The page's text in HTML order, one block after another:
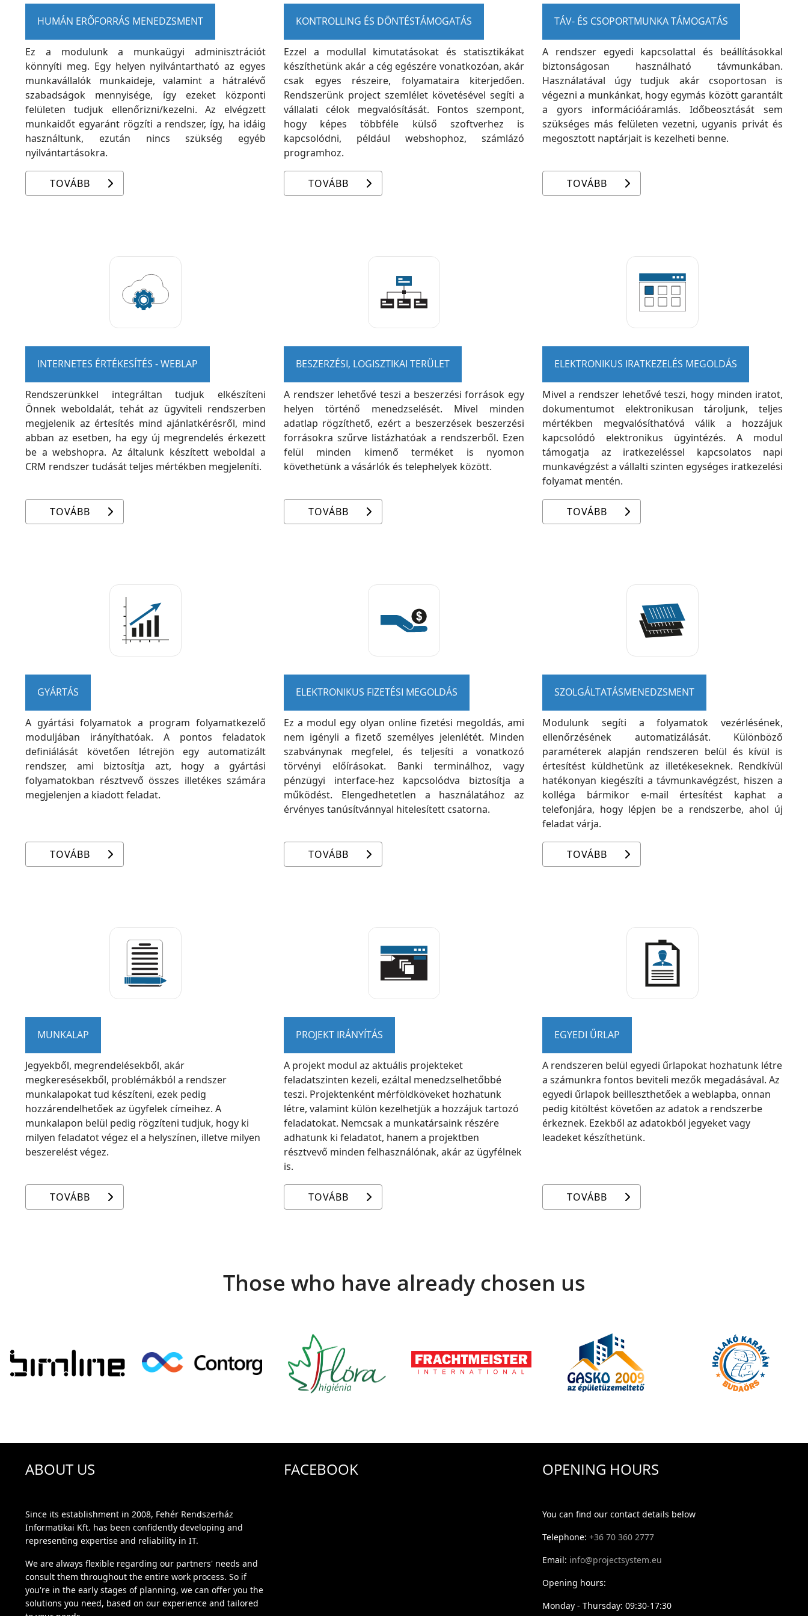
HUMÁN ERŐFORRÁS MENEDZSMENT
Ez a modulunk a munkaügyi adminisztrációt
könnyíti meg. Egy helyen nyilvántartható az egyes
munkavállalók munkaideje, valamint a hátralévő
szabadságok mennyisége, így ezeket központi
felületen tudjuk ellenőrizni/kezelni. Az elvégzett
munkaidőt egyaránt rögzíti a rendszer, így, ha idáig
használtunk, ezután nincs szükség egyéb
nyilvántartásokra.
TOVÁBB
KONTROLLING ÉS DÖNTÉSTÁMOGATÁS
Ezzel a modullal kimutatásokat és statisztikákat
készíthetünk akár a cég egészére vonatkozóan, akár
csak egyes részeire, folyamataira kiterjedően.
Rendszerünk project szemlélet követésével segíti a
vállalati célok megvalósítását. Fontos szempont,
hogy képes többféle külső szoftverhez is
kapcsolódni, például webshophoz, számlázó
programhoz.
TOVÁBB
TÁV- ÉS CSOPORTMUNKA TÁMOGATÁS
A rendszer egyedi kapcsolattal és beállításokkal
biztonságosan használható távmunkában.
Használatával úgy tudjuk akár csoportosan is
végezni a munkánkat, hogy egymás között garantált
a gyors információáramlás. Időbeosztását sem
szükséges más felületen vezetni, ugyanis privát és
megosztott naptárjait is kezelheti benne.
TOVÁBB
INTERNETES ÉRTÉKESÍTÉS - WEBLAP
Rendszerünkkel integráltan tudjuk elkészíteni
Önnek weboldalát, tehát az ügyviteli rendszerben
megjelenik az értesítés mind ajánlatkérésről, mind
abban az esetben, ha egy új megrendelés érkezett
be a webshopra. Az általunk készített weboldal a
CRM rendszer tudását teljes mértékben megjeleníti.
TOVÁBB
BESZERZÉSI, LOGISZTIKAI TERÜLET
A rendszer lehetővé teszi a beszerzési források egy
helyen történő menedzselését. Mivel minden
adatlap rögzíthető, ezért a beszerzések beszerzési
forrásokra szűrve listázhatóak a rendszerből. Ezen
felül minden kimenő terméket is nyomon
követhetünk a vásárlók és telephelyek között.
TOVÁBB
ELEKTRONIKUS IRATKEZELÉS MEGOLDÁS
Mivel a rendszer lehetővé teszi, hogy minden iratot,
dokumentumot elektronikusan tároljunk, teljes
mértékben megvalósíthatóvá válik a hozzájuk
kapcsolódó elektronikus ügyintézés. A modul
támogatja az iratkezeléssel kapcsolatos napi
munkavégzést a vállalti szinten egységes iratkezelési
folyamat mentén.
TOVÁBB
GYÁRTÁS
A gyártási folyamatok a program folyamatkezelő
moduljában irányíthatóak. A pontos feladatok
definiálását követően létrejön egy automatizált
rendszer, ami biztosítja azt, hogy a gyártási
folyamatokban résztvevő összes illetékes számára
megjelenjen a kiadott feladat.
TOVÁBB
ELEKTRONIKUS FIZETÉSI MEGOLDÁS
Ez a modul egy olyan online fizetési megoldás, ami
nem igényli a fizető személyes jelenlétét. Minden
szabványnak megfelel, és teljesíti a vonatkozó
törvényi előírásokat. Banki terminálhoz, vagy
pénzügyi interface-hez kapcsolódva biztosítja a
működést. Elengedhetetlen a használatához az
érvényes tanúsítvánnyal hitelesített csatorna.
TOVÁBB
SZOLGÁLTATÁSMENEDZSMENT
Modulunk segíti a folyamatok vezérlésének,
ellenőrzésének automatizálását. Különböző
paraméterek alapján rendszeren belül és kívül is
értesítést küldhetünk az illetékeseknek. Rendkívül
hatékonyan kiegészíti a távmunkavégzést, hiszen a
kolléga bármikor e-mail értesítést kaphat a
telefonjára, hogy lépjen be a rendszerbe, ahol új
feladat várja.
TOVÁBB
MUNKALAP
Jegyekből, megrendelésekből, akár
megkeresésekből, problémákból a rendszer
munkalapokat tud készíteni, ezek pedig
hozzárendelhetőek az ügyfelek címeihez. A
munkalapon belül pedig rögzíteni tudjuk, hogy ki
milyen feladatot végez el a helyszínen, illetve milyen
beszerelést végez.
TOVÁBB
PROJEKT IRÁNYÍTÁS
A projekt modul az aktuális projekteket
feladatszinten kezeli, ezáltal menedzselhetőbbé
teszi. Projektenként mérföldköveket hozhatunk
létre, valamint külön kezelhetjük a hozzájuk tartozó
feladatokat. Nemcsak a munkatársaink részére
adhatunk ki feladatot, hanem a projektben
résztvevő minden felhasználónak, akár az ügyfélnek
is.
TOVÁBB
EGYEDI ŰRLAP
A rendszeren belül egyedi űrlapokat hozhatunk létre
a számunkra fontos beviteli mezők megadásával. Az
egyedi űrlapok beilleszthetőek a weblapba, onnan
pedig kitöltést követően az adatok a rendszerbe
érkeznek. Ezekből az adatokból jegyeket vagy
leadeket készíthetünk.
TOVÁBB
Those who have already chosen us
ABOUT US
Since its establishment in 2008, Fehér Rendszerház
Informatikai Kft. has been confidently developing and
representing expertise and reliability in IT.
We are always flexible regarding our partners' needs and
consult them throughout the entire work process. So if
you're in the early stages of planning, we can offer you the
solutions you need, based on our experience and tailored
FACEBOOK OPENING HOURS
You can find our contact details below
Telephone: +36 70 360 2777
Email: info@projectsystem.eu
Opening hours:
Monday - Thursday: 09:30-17:30